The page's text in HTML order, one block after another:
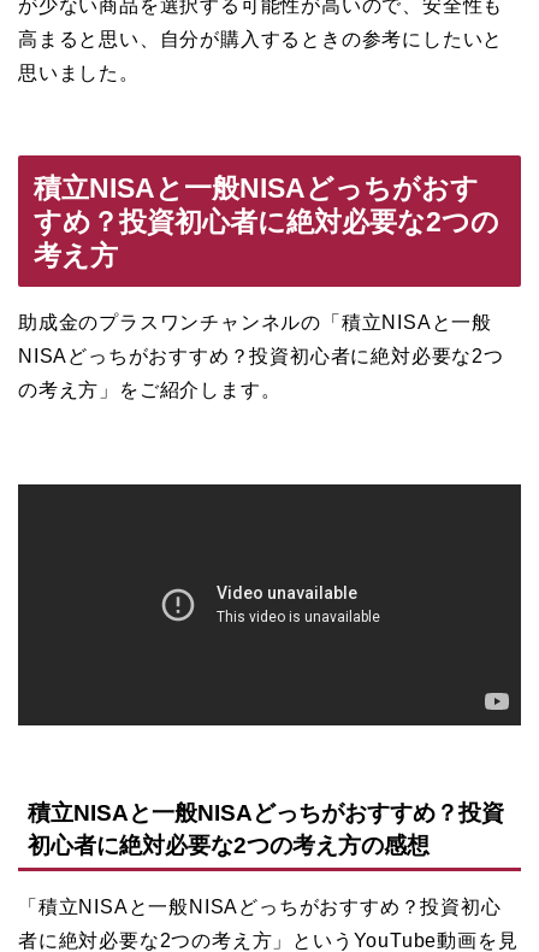
が少ない商品を選択する可能性が高いので、安全性も
高まると思い、自分が購入するときの参考にしたいと
思いました。
積立NISAと一般NISAどっちがおす
すめ？投資初心者に絶対必要な2つの
考え方
助成金のプラスワンチャンネルの「積立NISAと一般
NISAどっちがおすすめ？投資初心者に絶対必要な2つ
の考え方」をご紹介します。
積立NISAと一般NISAどっちがおすすめ？投資
初心者に絶対必要な2つの考え方の感想
「積立NISAと一般NISAどっちがおすすめ？投資初心
者に絶対必要な2つの考え方」というYouTube動画を見